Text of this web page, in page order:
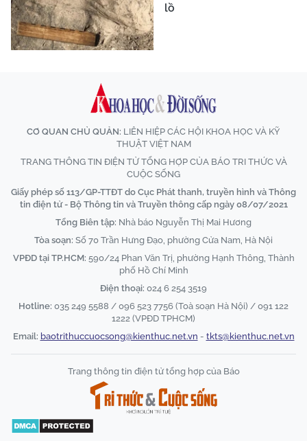
lồ
CƠ QUAN CHỦ QUẢN: LIÊN HIỆP CÁC HỘI KHOA HỌC VÀ KỸ
THUẬT VIỆT NAM
TRANG THÔNG TIN ĐIỆN TỬ TỔNG HỢP CỦA BÁO TRI THỨC VÀ
CUỘC SỐNG
Giấy phép số 113/GP-TTĐT do Cục Phát thanh, truyền hình và Thông
tin điện tử - Bộ Thông tin và Truyền thông cấp ngày 08/07/2021
Tổng Biên tập: Nhà báo Nguyễn Thị Mai Hương
Tòa soạn: Số 70 Trần Hưng Đạo, phường Cửa Nam, Hà Nội
VPĐD tại TP.HCM: 590/24 Phan Văn Trị, phường Hạnh Thông, Thành
phố Hồ Chí Minh
Điện thoại: 024 6 254 3519
Hotline: 035 249 5588 / 096 523 7756 (Toà soạn Hà Nội) / 091 122
1222 (VPĐD TPHCM)
Email: baotrithuccuocsong@kienthuc.net.vn - tkts@kienthuc.net.vn
Trang thông tin điện tử tổng hợp của Báo